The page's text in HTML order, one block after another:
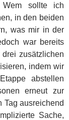
Wem sollte ich
in den beiden
was mir in der
war bereits
zusätzlichen
indem wir
abstellen
erneut zur
Tag ausreichend
Sache,